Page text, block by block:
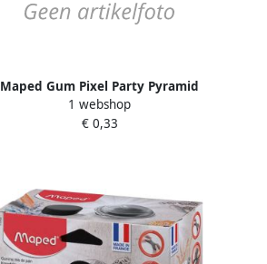
Maped Gum Pixel Party Pyramid
display a 24 stuks 1 Stuk
1 webshop
€ 0,33